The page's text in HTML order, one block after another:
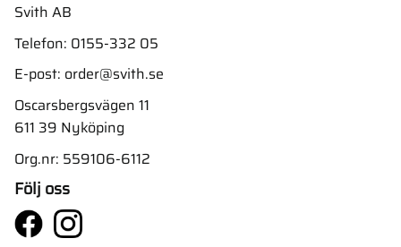
Svith AB
Telefon: 0155-332 05
E-post: order@svith.se
Oscarsbergsvägen 11
611 39 Nyköping
Org.nr: 559106-6112
Följ oss